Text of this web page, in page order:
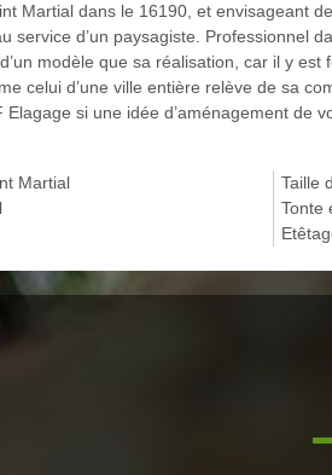
Martial dans le 16190, et envisageant
service d’un paysagiste. Professionnel
modèle que sa réalisation, car il y est
celui d’une ville entière relève de sa
Elagage si une idée d’aménagement de
Martial
Taille
Tonte